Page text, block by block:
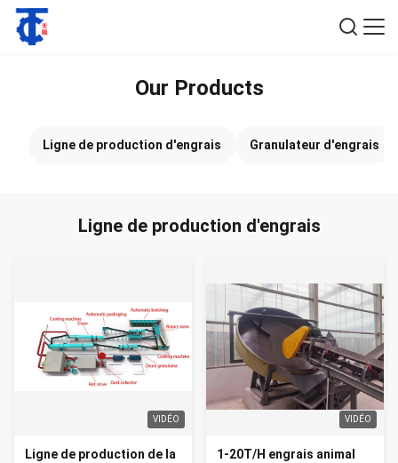
Our Products
Ligne de production d'engrais Granulateur d'engrais
Ligne de production d'engrais
VIDÉO
Ligne de production de la
VIDÉO
1-20T/H engrais animal